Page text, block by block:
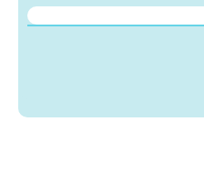
インターネ